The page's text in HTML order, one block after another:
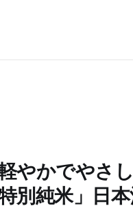
やかでやさ
別純米」日